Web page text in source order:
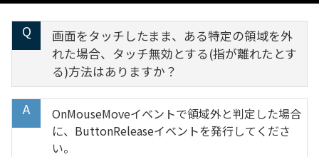
画面をタッチしたまま、ある特定の領域を外
れた場合、タッチ無効とする(指が離れたとす
る)方法はありますか？
OnMouseMoveイベントで領域外と判定した場合
に、ButtonReleaseイベントを発行してくださ
い。